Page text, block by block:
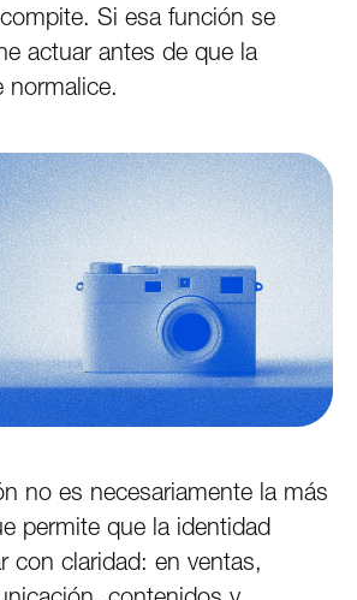
Si esa función se
actuar antes de que la
normalice.
no es necesariamente la más
permite que la identidad
con claridad: en ventas,